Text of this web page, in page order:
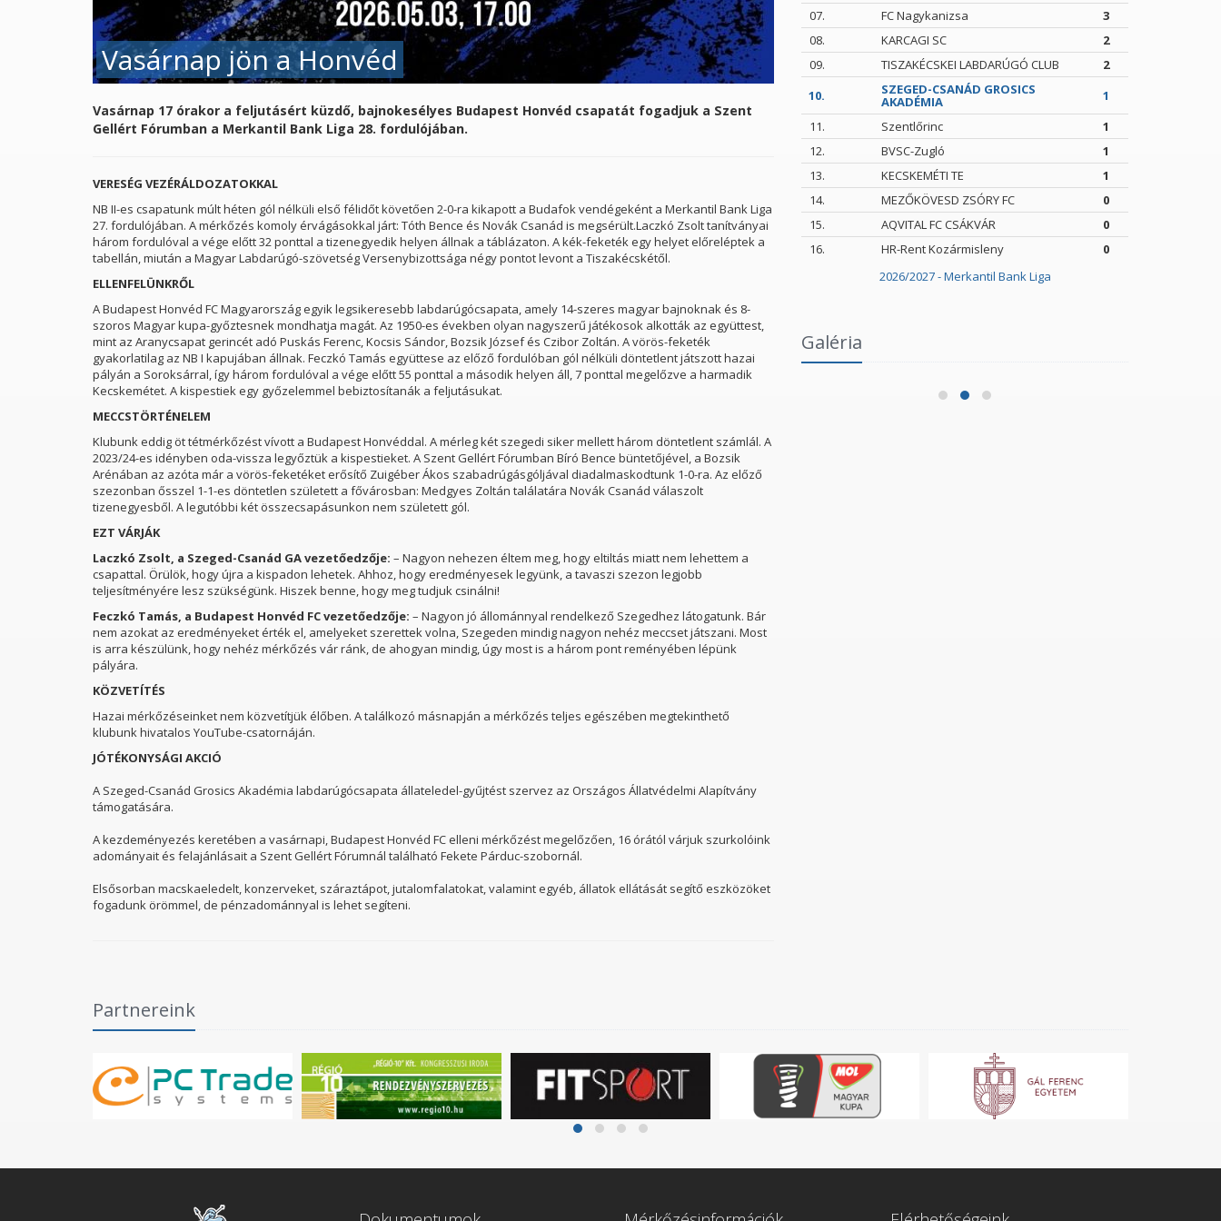
Vasárnap jön a Honvéd
Vasárnap 17 órakor a feljutásért küzdő, bajnokesélyes Budapest Honvéd csapatát fogadjuk a Szent
Gellért Fórumban a Merkantil Bank Liga 28. fordulójában.
VERESÉG VEZÉRÁLDOZATOKKAL
NB II-es csapatunk múlt héten gól nélküli első félidőt követően 2-0-ra kikapott a Budafok vendégeként a Merkantil Bank Liga
27. fordulójában. A mérkőzés komoly érvágásokkal járt: Tóth Bence és Novák Csanád is megsérült.Laczkó Zsolt tanítványai
három fordulóval a vége előtt 32 ponttal a tizenegyedik helyen állnak a táblázaton. A kék-feketék egy helyet előreléptek a
tabellán, miután a Magyar Labdarúgó-szövetség Versenybizottsága négy pontot levont a Tiszakécskétől.
ELLENFELÜNKRŐL
A Budapest Honvéd FC Magyarország egyik legsikeresebb labdarúgócsapata, amely 14-szeres magyar bajnoknak és 8-
szoros Magyar kupa-győztesnek mondhatja magát. Az 1950-es években olyan nagyszerű játékosok alkották az együttest,
mint az Aranycsapat gerincét adó Puskás Ferenc, Kocsis Sándor, Bozsik József és Czibor Zoltán. A vörös-feketék
gyakorlatilag az NB I kapujában állnak. Feczkó Tamás együttese az előző fordulóban gól nélküli döntetlent játszott hazai
pályán a Soroksárral, így három fordulóval a vége előtt 55 ponttal a második helyen áll, 7 ponttal megelőzve a harmadik
Kecskemétet. A kispestiek egy győzelemmel bebiztosítanák a feljutásukat.
MECCSTÖRTÉNELEM
Klubunk eddig öt tétmérkőzést vívott a Budapest Honvéddal. A mérleg két szegedi siker mellett három döntetlent számlál. A
2023/24-es idényben oda-vissza legyőztük a kispestieket. A Szent Gellért Fórumban Bíró Bence büntetőjével, a Bozsik
Arénában az azóta már a vörös-feketéket erősítő Zuigéber Ákos szabadrúgásgóljával diadalmaskodtunk 1-0-ra. Az előző
szezonban ősszel 1-1-es döntetlen született a fővárosban: Medgyes Zoltán találatára Novák Csanád válaszolt
tizenegyesből. A legutóbbi két összecsapásunkon nem született gól.
EZT VÁRJÁK
Laczkó Zsolt, a Szeged-Csanád GA vezetőedzője: – Nagyon nehezen éltem meg, hogy eltiltás miatt nem lehettem a
csapattal. Örülök, hogy újra a kispadon lehetek. Ahhoz, hogy eredményesek legyünk, a tavaszi szezon legjobb
teljesítményére lesz szükségünk. Hiszek benne, hogy meg tudjuk csinálni!
Feczkó Tamás, a Budapest Honvéd FC vezetőedzője: – Nagyon jó állománnyal rendelkező Szegedhez látogatunk. Bár
nem azokat az eredményeket érték el, amelyeket szerettek volna, Szegeden mindig nagyon nehéz meccset játszani. Most
is arra készülünk, hogy nehéz mérkőzés vár ránk, de ahogyan mindig, úgy most is a három pont reményében lépünk
pályára.
KÖZVETÍTÉS
Hazai mérkőzéseinket nem közvetítjük élőben. A találkozó másnapján a mérkőzés teljes egészében megtekinthető
klubunk hivatalos YouTube-csatornáján.
JÓTÉKONYSÁGI AKCIÓ
A Szeged-Csanád Grosics Akadémia labdarúgócsapata állateledel-gyűjtést szervez az Országos Állatvédelmi Alapítvány
támogatására.
A kezdeményezés keretében a vasárnapi, Budapest Honvéd FC elleni mérkőzést megelőzően, 16 órától várjuk szurkolóink
adományait és felajánlásait a Szent Gellért Fórumnál található Fekete Párduc-szobornál.
Elsősorban macskaeledelt, konzerveket, száraztápot, jutalomfalatokat, valamint egyéb, állatok ellátását segítő eszközöket
fogadunk örömmel, de pénzadománnyal is lehet segíteni.
2026/2027 - Merkantil Bank Liga
07. FC Nagykanizsa
3
08.
KARCAGI SC
2
09.
TISZAKÉCSKEI LABDARÚGÓ CLUB
2
10.
SZEGED-CSANÁD GROSICS
AKADÉMIA
1
11.
Szentlőrinc
1
12.
BVSC-Zugló
1
13.
KECSKEMÉTI TE
1
14.
MEZŐKÖVESD ZSÓRY FC
0
15.
AQVITAL FC CSÁKVÁR
0
16.
HR-Rent Kozármisleny 0
Galéria
Szegedi VSE–Szeged-Csanád GA II. 3-2
2026.05.24.
Utánpótlásunk szezonzáró
ünnepsége
2026.06.10.
Gellért Fórumban
2026.06.03.
Partnereink